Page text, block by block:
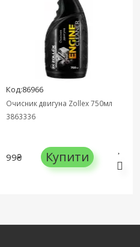
Код:86966
Очисник двигуна Zollex 750мл
3863336
99₴ Купити